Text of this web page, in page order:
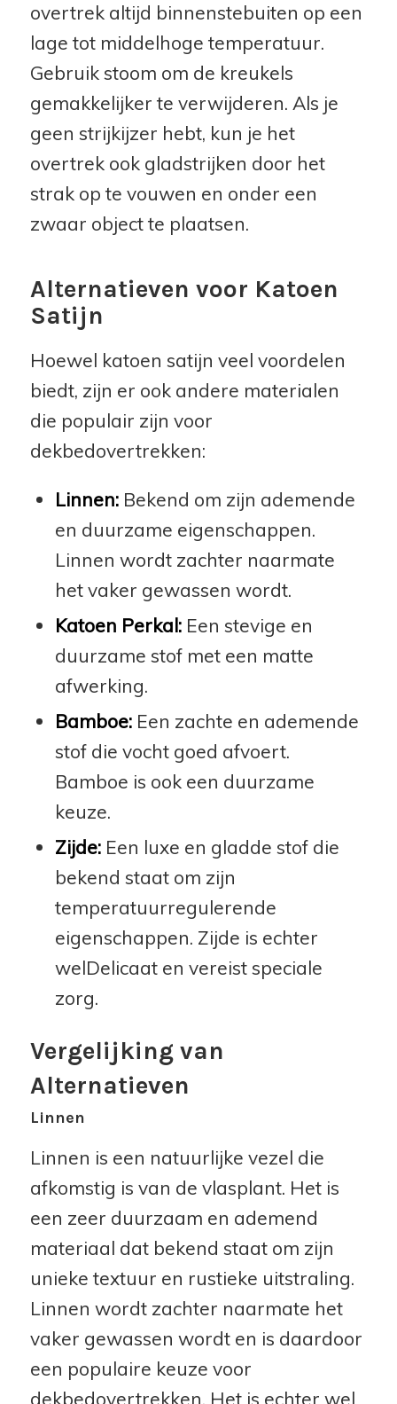
overtrek altijd binnenstebuiten op een
lage tot middelhoge temperatuur.
Gebruik stoom om de kreukels
gemakkelijker te verwijderen. Als je
geen strijkijzer hebt, kun je het
overtrek ook gladstrijken door het
strak op te vouwen en onder een
zwaar object te plaatsen.
Alternatieven voor Katoen
Satijn
Hoewel katoen satijn veel voordelen
biedt, zijn er ook andere materialen
die populair zijn voor
dekbedovertrekken:
Linnen:Bekend om zijn ademende
en duurzame eigenschappen.
Linnen wordt zachter naarmate
het vaker gewassen wordt.
Katoen Perkal:Een stevige en
duurzame stof met een matte
afwerking.
Bamboe:Een zachte en ademende
stof die vocht goed afvoert.
Bamboe is ook een duurzame
keuze.
Zijde:Een luxe en gladde stof die
bekend staat om zijn
temperatuurregulerende
eigenschappen. Zijde is echter
welDelicaat en vereist speciale
zorg.
Vergelijking van
Alternatieven
Linnen
Linnen is een natuurlijke vezel die
afkomstig is van de vlasplant. Het is
een zeer duurzaam en ademend
materiaal dat bekend staat om zijn
unieke textuur en rustieke uitstraling.
Linnen wordt zachter naarmate het
vaker gewassen wordt en is daardoor
een populaire keuze voor
dekbedovertrekken. Het is echter wel